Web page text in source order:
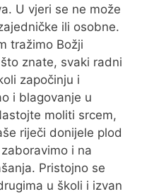
U vjeri se ne može
ili osobne.
tražimo Božji
znate, svaki radni
započinju i
i blagovanje u
moliti srcem,
riječi donijele plod
i na
Pristojno se
u školi i izvan